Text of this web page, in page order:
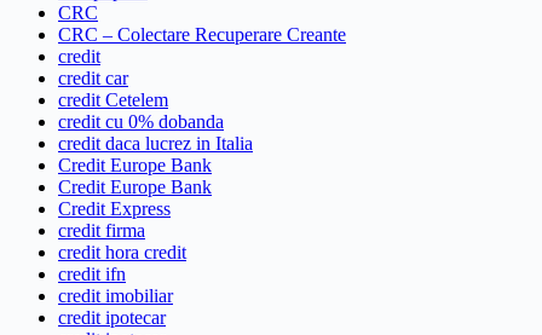
CRC
CRC – Colectare Recuperare Creante
credit
credit car
credit Cetelem
credit cu 0% dobanda
credit daca lucrez in Italia
Credit Europe Bank
Credit Europe Bank
Credit Express
credit firma
credit hora credit
credit ifn
credit imobiliar
credit ipotecar